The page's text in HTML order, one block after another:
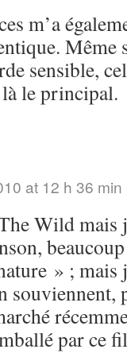
m’a
sensible,
là le principal.
at 12 h 36 min
Wild mais
» ; mais
par ce